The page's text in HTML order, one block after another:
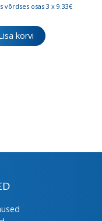
võrdses osas 3 x 9.33€
korvi